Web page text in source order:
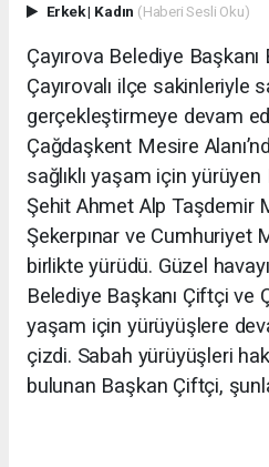
Erkek| Kadın (Haberi Sesli Oku)
Çayırova Belediye
Çayırovalı ilçe sakinleriyle
gerçekleştirmeye devam
Çağdaşkent Mesire
sağlıklı yaşam için
Şehit Ahmet Alp Taşdemir
Şekerpınar ve Cumhuriyet
birlikte yürüdü. Güzel
Belediye Başkanı Çiftçi ve
yaşam için yürüyüşlere
çizdi. Sabah yürüyüşleri
bulunan Başkan Çiftçi,